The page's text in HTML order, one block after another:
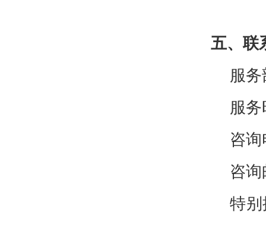
五、联
服
服
咨
咨
特